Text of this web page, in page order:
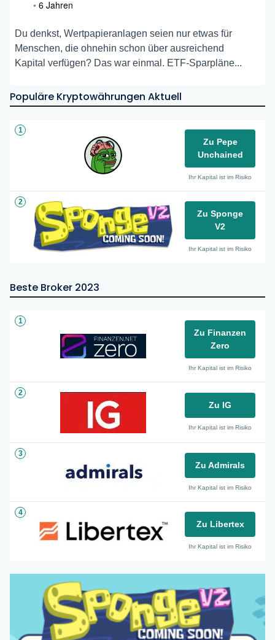
• 6 Jahren
Du denkst, Wertpapieranlagen seien nur etwas für
Menschen, die ohnehin schon über ausreichend
Kapital verfügen? Das war einmal. ETF-Sparpläne...
Populäre Kryptowährungen Aktuell
1
Zu Pepe
Unchained
Ihr Kapital ist im Risiko
2
Zu Sponge
V2
Ihr Kapital ist im Risiko
Beste Broker 2023
1
Zu Finanzen
Zero
Ihr Kapital ist im Risiko
2
Zu IG
Ihr Kapital ist im Risiko
3
Zu Admirals
Ihr Kapital ist im Risiko
4
Zu Libertex
Ihr Kapital ist im Risiko